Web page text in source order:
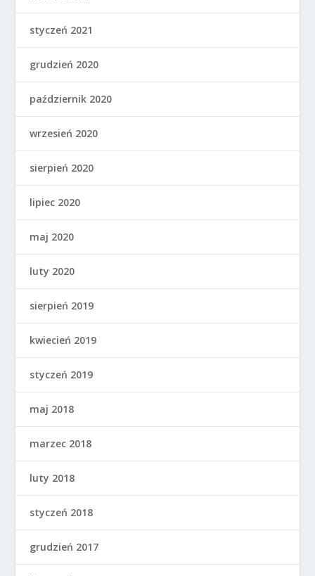
styczeń 2021
grudzień 2020
październik 2020
wrzesień 2020
sierpień 2020
lipiec 2020
maj 2020
luty 2020
sierpień 2019
kwiecień 2019
styczeń 2019
maj 2018
marzec 2018
luty 2018
styczeń 2018
grudzień 2017